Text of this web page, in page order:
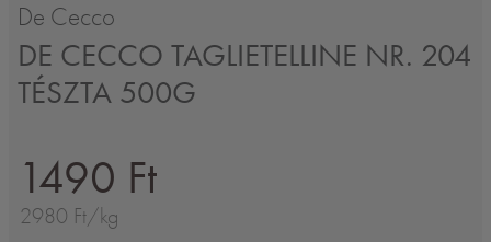
De Cecco
DE CECCO TAGLIETELLINE NR. 204
TÉSZTA 500G
1490 Ft
2980 Ft/kg